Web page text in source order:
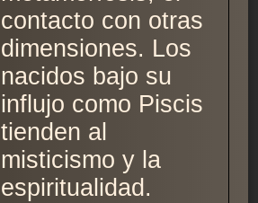
contacto con otras
dimensiones. Los
nacidos bajo su
influjo como Piscis
tienden al
misticismo y la
espiritualidad.